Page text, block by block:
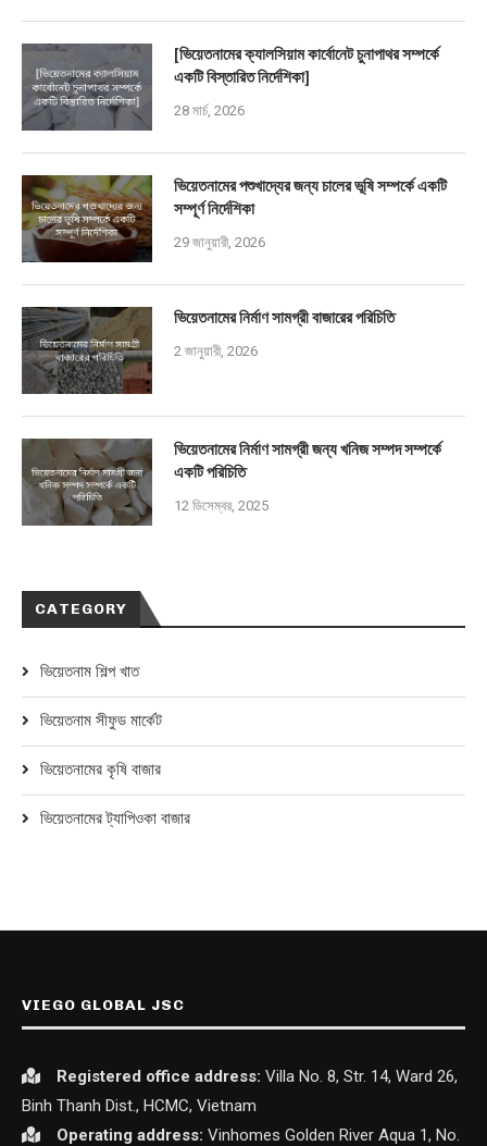
[ভিয়েতনামের ক্যালসিয়াম কার্বোনেট চুনাপাথর সম্পর্কে
একটি বিস্তারিত নির্দেশিকা]
28 মার্চ, 2026
ভিয়েতনামের পশুখাদ্যের জন্য চালের ভূষি সম্পর্কে একটি
সম্পূর্ণ নির্দেশিকা
29 জানুয়ারী, 2026
ভিয়েতনামের নির্মাণ সামগ্রী বাজারের পরিচিতি
2 জানুয়ারী, 2026
ভিয়েতনামের নির্মাণ সামগ্রী জন্য খনিজ সম্পদ সম্পর্কে
একটি পরিচিতি
12 ডিসেম্বর, 2025
CATEGORY
ভিয়েতনাম শিল্প খাত
ভিয়েতনাম সীফুড মার্কেট
ভিয়েতনামের কৃষি বাজার
ভিয়েতনামের ট্যাপিওকা বাজার
VIEGO GLOBAL JSC
Registered office address: Villa No. 8, Str. 14, Ward 26,
Binh Thanh Dist., HCMC, Vietnam
Operating address: Vinhomes Golden River Aqua 1, No.